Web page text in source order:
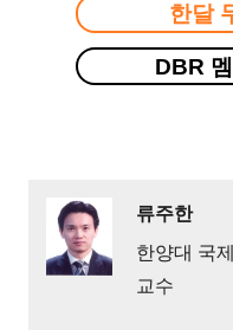
한달
DBR
류주한
한양대 국
교수